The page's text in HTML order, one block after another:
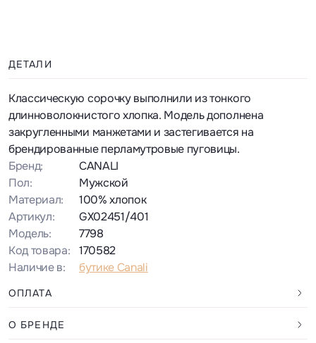
ДЕТАЛИ
Классическую сорочку выполнили из тонкого
длинноволокнистого хлопка. Модель дополнена
закругленными манжетами и застегивается на
брендированные перламутровые пуговицы.
Бренд:
CANALI
Пол:
Мужской
Материал:
100% хлопок
Артикул:
GX02451/401
Модель:
7798
Код товара:
170582
Наличие в:
бутике Canali
ОПЛАТА
О БРЕНДЕ